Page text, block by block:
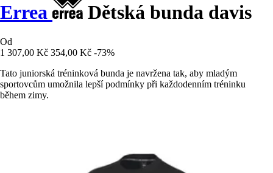
Errea Dětská bunda davis
Od
1 307,00 Kč 354,00 Kč -73%
Tato juniorská tréninková bunda je navržena tak, aby mladým
sportovcům umožnila lepší podmínky při každodenním tréninku
během zimy.